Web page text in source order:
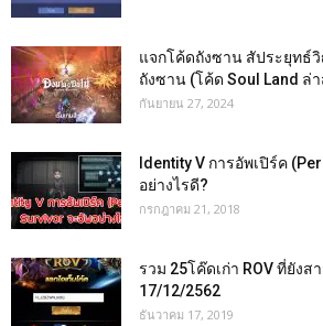
แจกโค้ดถังซาน สัประยุทธ์
ถังซาน (โค้ด Soul Land ล่
กันยายน 27, 2024
Identity V การอัพเปิร์ค
อย่างไรดี?
กรกฎาคม 21, 2018
รวม 25โค๊ดเก่า ROV ที่ยังส
17/12/2562
ธันวาคม 17, 2019